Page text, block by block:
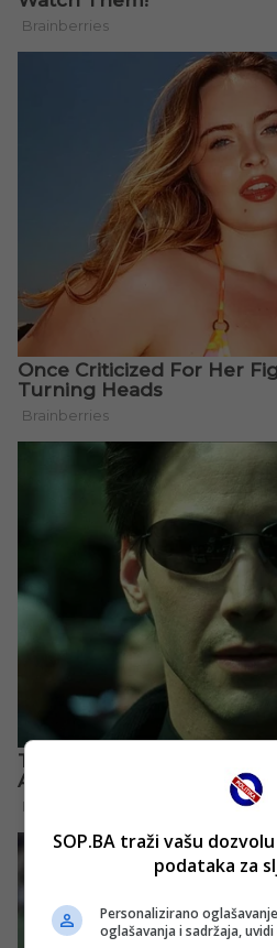
SOP.BA traži vašu
podataka za
Personalizirano
oglašavanja i sadržaja,